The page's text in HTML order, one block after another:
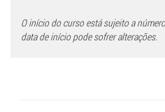
O início do curso está sujeito a
data de início pode sofrer alterações.